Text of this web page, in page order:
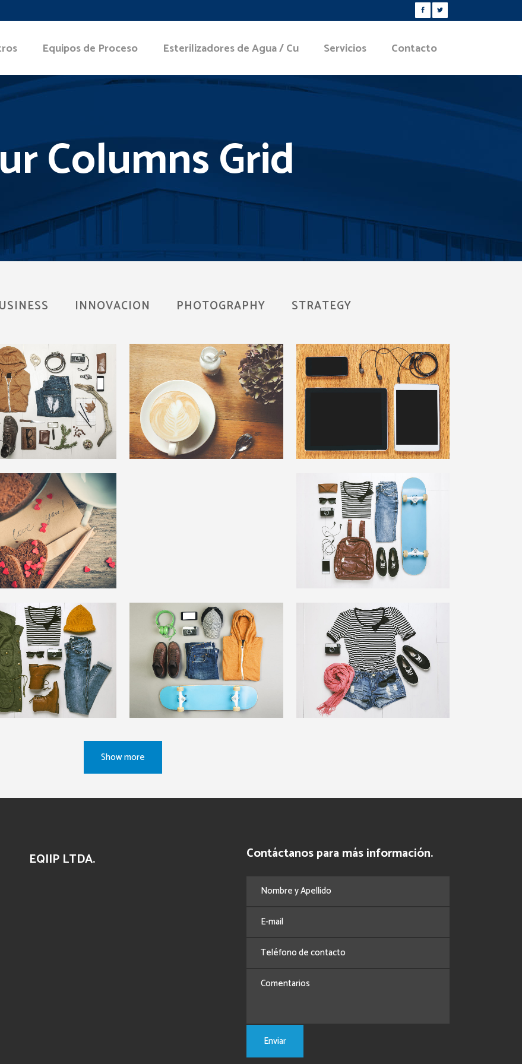
Equipos de Proceso Esterilizadores de Agua / Cu Servicios Contacto
Columns Grid
INNOVACION PHOTOGRAPHY STRATEGY
Awards 2013
Photography
zoom view
Pale Skin Apparel
Art, Photography
zoom view
Clash & Mayhem TV
Art
Identity
Art
zoom view
Single Portfolio Parallax
Business
zoom view
Jazz Festival
Art
zoom view
Mother Volcano Artwork
Art
zoom view
SuperDollz Showroom
Business
zoom view
Show more
EQIIP LTDA. Contáctanos para más información.